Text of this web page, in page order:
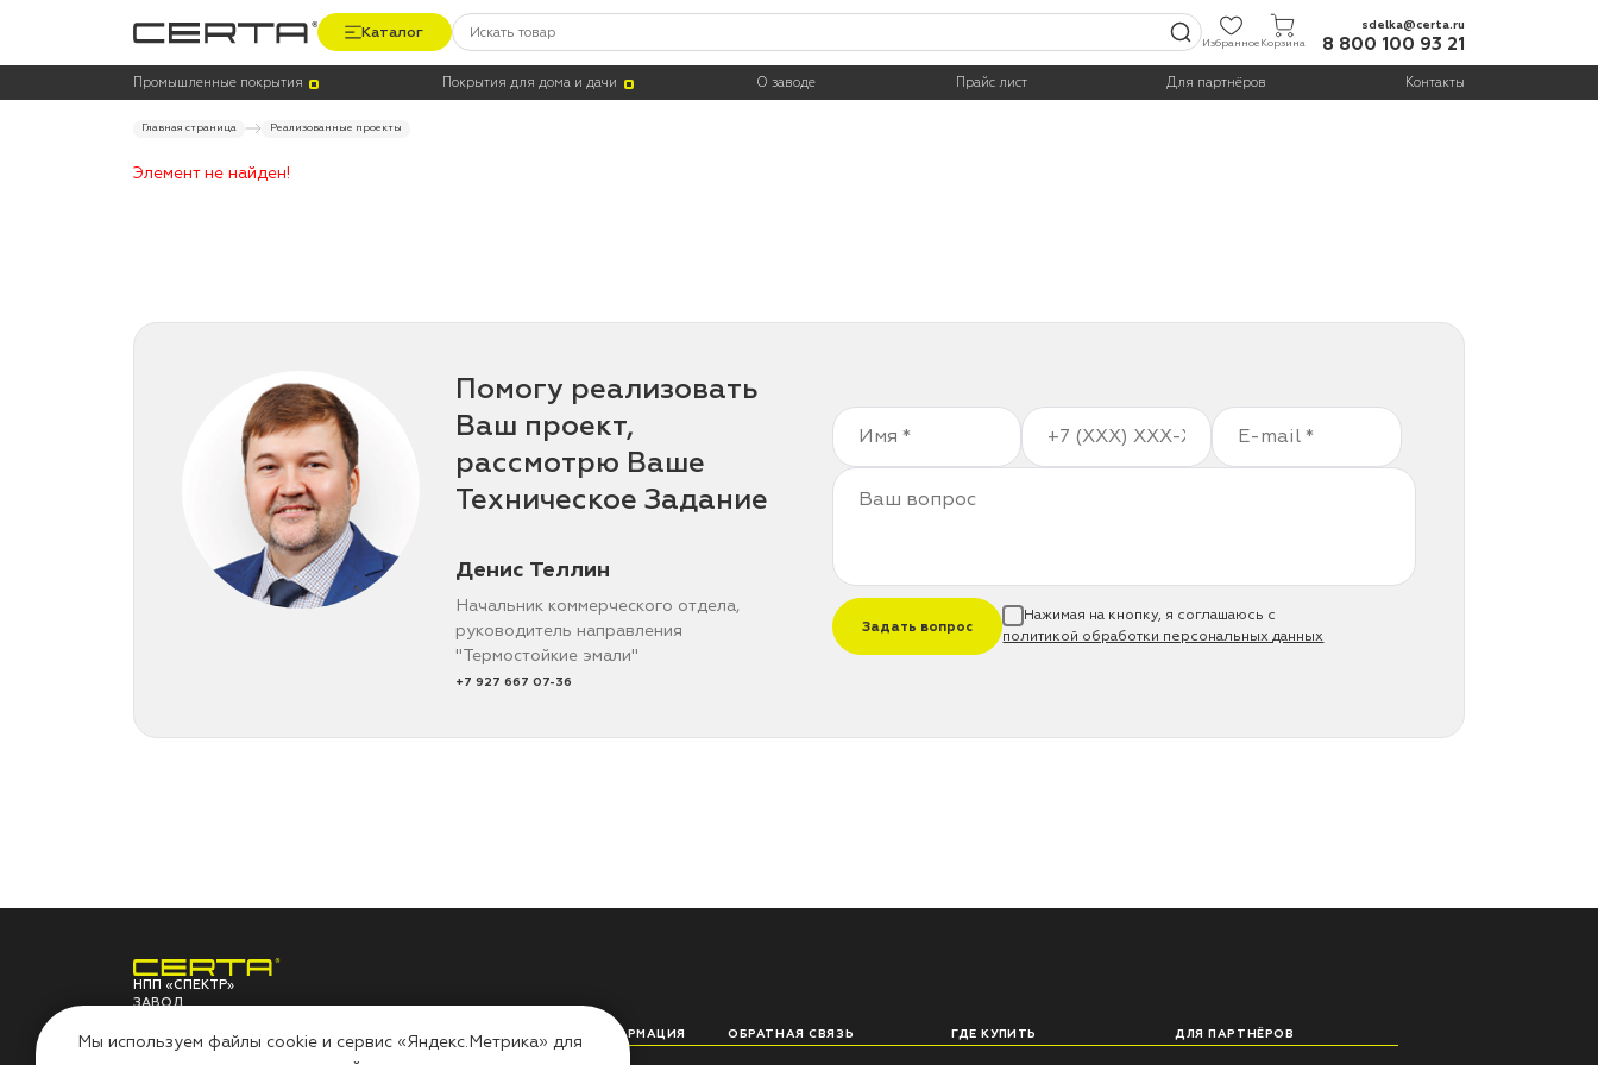
Каталог
ИзбранноеКорзина
sdelka@certa.ru
8 800 100 93 21
Промышленные покрытия Покрытия для дома и дачи О заводе Прайс лист Для партнёров Контакты
Главная страница Реализованные проекты
Элемент не найден!
Помогу реализовать
Ваш проект,
рассмотрю Ваше
Техническое Задание
Денис Теллин
Начальник коммерческого отдела,
руководитель направления
"Термостойкие эмали"
+7 927 667 07-36
Задать вопрос
Нажимая на кнопку, я соглашаюсь с
политикой обработки персональных данных
НПП «СПЕКТР»
ЗАВОД
МАТЕРИАЛОВ
О ЗАВОДЕ ПОЛЕЗНАЯ ИНФОРМАЦИЯ ОБРАТНАЯ СВЯЗЬ ГДЕ КУПИТЬ ДЛЯ ПАРТНЁРОВ
Мы используем файлы cookie и сервис «Яндекс.Метрика» для